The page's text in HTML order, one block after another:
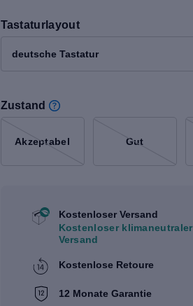
Tastaturlayout
deutsche Tastatur
Zustand
Akzeptabel Gut
Kostenloser Versand
Kostenloser klimaneutraler
Versand
Kostenlose Retoure
12 Monate Garantie